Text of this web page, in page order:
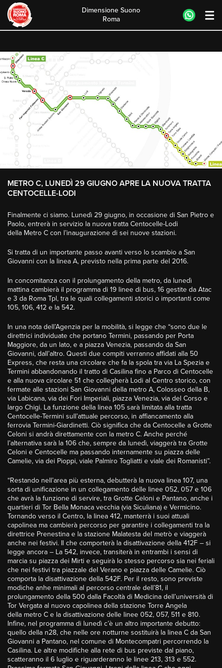
content
Dimensione Suono
Roma
METRO C, LUNEDÌ 29 GIUGNO APRE LA NUOVA TRATTA
CENTOCELLE-LODI
Finalmente ci siamo. Lunedì 29 giugno, in occasione di San Pietro e
Paolo, entrerà in servizio la nuova tratta Centocelle-Lodi
della Metro C con l’inaugurazione di sei nuove stazioni.
Si tratta di un importante passo avanti verso lo scambio a San
Giovanni con la linea A, previsto nella prima parte del 2016.
In concomitanza con il prolungamento della metro, da lunedì
mattina cambierà il programma di 19 linee di bus, 16 gestite da Atac
e 3 da Roma Tpl, tra le quali collegamenti storici o importanti come
105, 106, 412 e la 542.
In una nota dell’Agenzia per la mobilità, si legge che “sono due le
direttrici individuate che portano Termini, passando per Porta
Maggiore, da un lato, e a piazza Venezia, passando da San
Giovanni, dall’altro. Questi due compiti verranno affidati alla 50
Express, che resta una circolare che fa la spola tra via La Spezia e
Termini abbandonando il tratto di Casilina fino a Parco di Centocelle
e alla nuova circolare 51 che collegherà Lodi al Centro storico, con
fermate alle stazioni San Giovanni della metro A, Colosseo della B,
via Labicana, via dei Fori Imperiali, piazza Venezia, via del Corso e
largo Chigi. La funzione della linea 105 sarà limitata alla tratta
Centocelle-Termini sull’attuale percorso, in affiancamento alla
ferrovia Termini-Giardinetti. Ciò significa che da Centocelle a Grotte
Celoni si andrà direttamente con la metro C. Anche perché
l’alternativa sarà la 106 che, sempre da lunedì, viaggerà tra Grotte
Celoni e Centocelle ma passando internamente su piazza delle
Camelie, via dei Pioppi, viale Palmiro Togliatti e viale dei Romanisti”.
“Restando nell’area più esterna, debutterà la nuova linea 107, una
sorta di unificazione in un collegamento delle linee 052, 057 e 106
che avrà la funzione di servire, tra Grotte Celoni e Pantano, anche i
quartieri di Tor Bella Monaca vecchia (via Siculiana) e Vermicino.
Tornando verso il Centro, la linea 412, manterrà i suoi attuali
capolinea ma cambierà percorso per garantire i collegamenti tra la
direttrice Prenestina e la stazione Malatesta del metrò e viaggerà
anche nei festivi. Il che comporterà la disattivazione della 412F – si
legge ancora – La 542, invece, transiterà in entrambi i sensi di
marcia su piazza dei Mirti e seguirà lo stesso percorso sia nei feriali
che nei festivi tra piazzale del Verano e piazza delle Camelie. Ciò
comporta la disattivazione della 542F. Per il resto, sono previste
modiche anhe minimali al percorso centrale dell’81, il
prolungamento della 500 dalla Facoltà di Medicina dell’università di
Tor Vergata al nuovo capolinea della stazione Torre Angela
della metro C e la disattivazione delle linee 052, 057, 511 e 810.
Infine, nel programma di lunedì c’è un altro importante debutto:
quello della n28, che nelle ore notturne sostituirà la linea C da San
Giovanni a Pantano, nel comune di Montecompatri percorrendo la
Casilina. Le altre modifiche alla rete di bus previste dal piano,
scatteranno il 6 luglio e riguarderanno le linee 213, 313 e 552.